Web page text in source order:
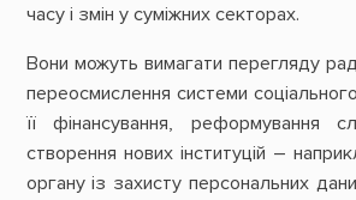
часу і змін у суміжних секторах.
Вони можуть вимагати перегляду
переосмислення системи
її фінансування, реформування
створення нових інституцій –
органу із захисту персональних